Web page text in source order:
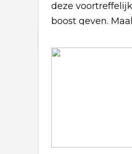
deze
boost geven.